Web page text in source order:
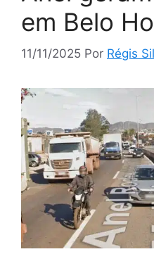
em Belo
11/11/2025 Por Régis